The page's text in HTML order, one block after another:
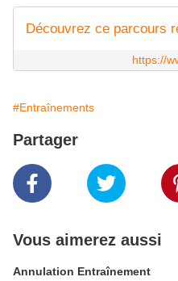
Découvrez ce parcours
https://
#Entraînements
Partager
Vous aimerez aussi
Annulation Entraînement